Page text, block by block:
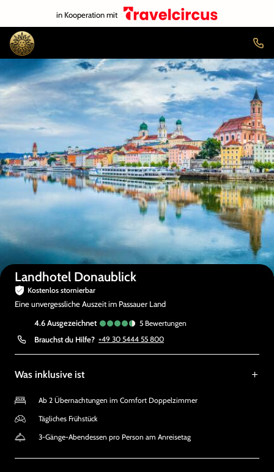
in Kooperation mit
Auf der Karte anzeigen
Landhotel Donaublick
Kostenlos stornierbar
Eine unvergessliche Auszeit im Passauer Land
4.6
ausgezeichnet 5 Bewertungen
Brauchst du Hilfe? +49 30 5444 55 800
Was inklusive ist
Ab 2 Übernachtungen im Comfort Doppelzimmer
Tägliches Frühstück
3-Gänge-Abendessen pro Person am Anreisetag